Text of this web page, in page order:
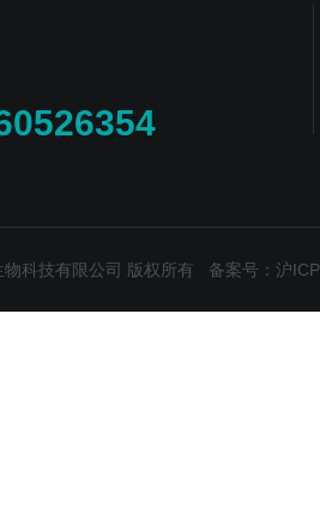
科技有限公司 版权所有 备案号：沪